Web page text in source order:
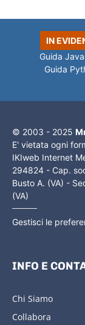
IN
Guida
Guida
© 2003 - 2025
E' vietata ogni
IKIweb Internet
294824 - Cap.
Busto A. (VA) -
(VA)
Gestisci le
INFO E
Chi Siamo
Collabora